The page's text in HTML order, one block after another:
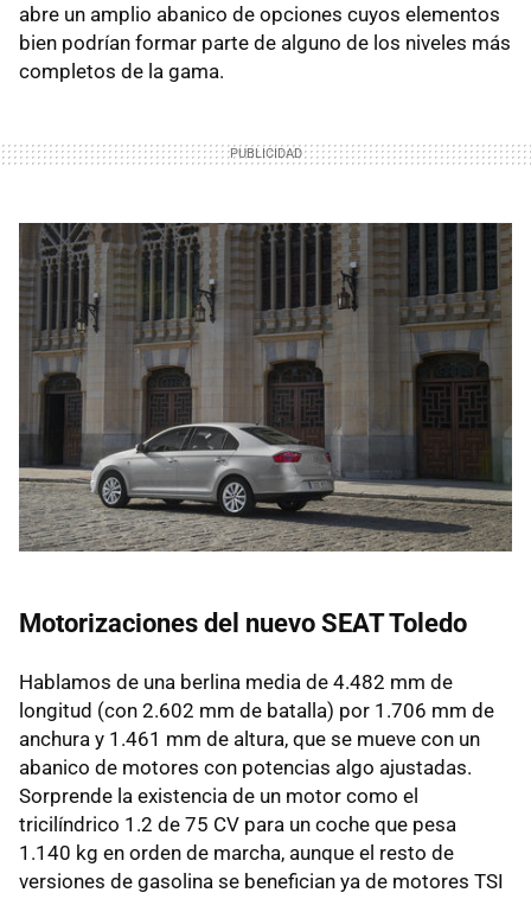
abre un amplio abanico de opciones cuyos elementos
bien podrían formar parte de alguno de los niveles más
completos de la gama.
Motorizaciones del nuevo SEATToledo
Hablamos de una berlina media de 4.482 mm de
longitud (con 2.602 mm de batalla) por 1.706 mm de
anchura y 1.461 mm de altura, que se mueve con un
abanico de motores con potencias algo ajustadas.
Sorprende la existencia de un motor como el
tricilíndrico 1.2 de 75 CV para un coche que pesa
1.140 kg en orden de marcha, aunque el resto de
versiones de gasolina se benefician ya de motores TSI